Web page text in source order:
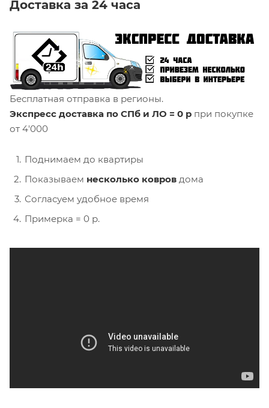
Доставка за 24 часа
Бесплатная отправка в регионы.
Экспресс доставка по СПб и ЛО = 0 р при покупке
от 4'000
Поднимаем до квартиры
Показываем несколько ковров дома
Согласуем удобное время
Примерка = 0 р.